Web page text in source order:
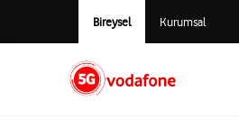
Bireysel Kurumsal